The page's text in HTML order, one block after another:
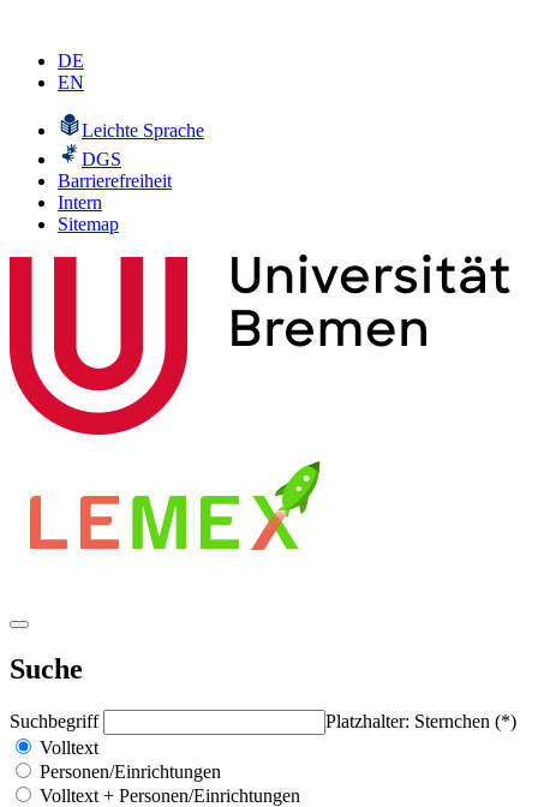
DE
EN
Leichte Sprache
DGS
Barrierefreiheit
Intern
Sitemap
Suche
Suchbegriff
Platzhalter: Sternchen (*)
Volltext
Personen/Einrichtungen
Volltext + Personen/Einrichtungen